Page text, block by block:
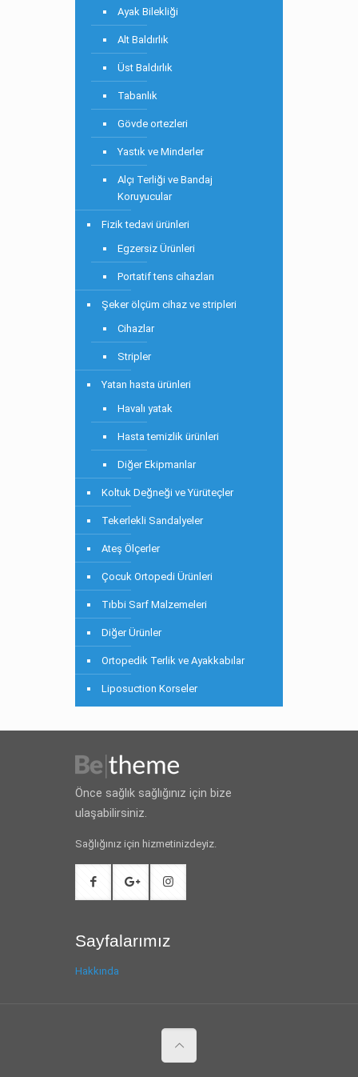
Ayak Bilekliği
Alt Baldırlık
Üst Baldırlık
Tabanlık
Gövde ortezleri
Yastık ve Minderler
Alçı Terliği ve Bandaj
Koruyucular
Fizik tedavi ürünleri
Egzersiz Ürünleri
Portatif tens cihazları
Şeker ölçüm cihaz ve stripleri
Cihazlar
Stripler
Yatan hasta ürünleri
Havalı yatak
Hasta temizlik ürünleri
Diğer Ekipmanlar
Koltuk Değneği ve Yürüteçler
Tekerlekli Sandalyeler
Ateş Ölçerler
Çocuk Ortopedi Ürünleri
Tıbbi Sarf Malzemeleri
Diğer Ürünler
Ortopedik Terlik ve Ayakkabılar
Liposuction Korseler
Önce sağlık sağlığınız için bize
ulaşabilirsiniz.
Sağlığınız için hizmetinizdeyiz.
Sayfalarımız
Hakkında